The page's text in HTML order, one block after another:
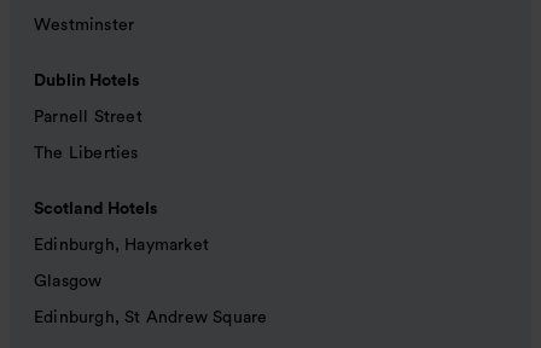
Westminster
Dublin Hotels
Parnell Street
The Liberties
Scotland Hotels
Edinburgh, Haymarket
Glasgow
Edinburgh, St Andrew Square